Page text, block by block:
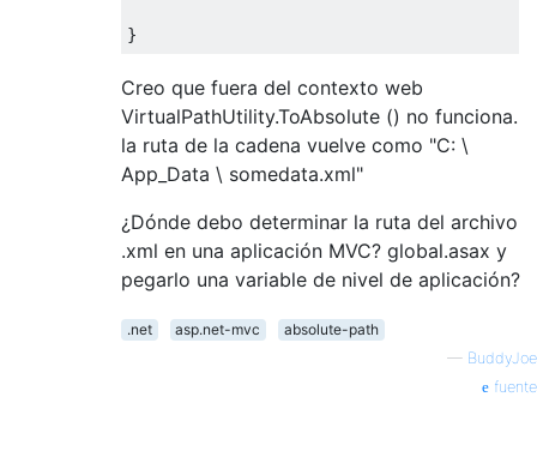
}
Creo que fuera del contexto web
VirtualPathUtility.ToAbsolute () no funciona.
la ruta de la cadena vuelve como "C: \
App_Data \ somedata.xml"
¿Dónde debo determinar la ruta del archivo
.xml en una aplicación MVC? global.asax y
pegarlo una variable de nivel de aplicación?
.net asp.net-mvc
absolute-path
— BuddyJoe
fuente